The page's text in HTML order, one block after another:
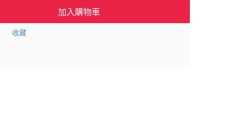
加入購物車
收藏